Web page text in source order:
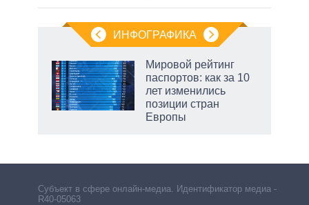
ИНФОГРАФИКА
Мировой рейтинг
паспортов: как за 10
лет изменились
позиции стран
Европы
Субъект в сфере онлайн-медиа. Идентификатор медиа –
R40-05063